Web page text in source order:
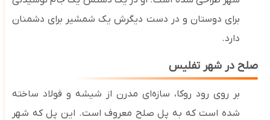
برای دوستان و در دست دیگرش یک شمشیر برای دشمنان
دارد.
صلح در شهر تفلیس
بر روی رود روکا، سازه‌ای مدرن از شیشه و فولاد ساخته
شده است که به پل صلح معروف است. این پل که شهر